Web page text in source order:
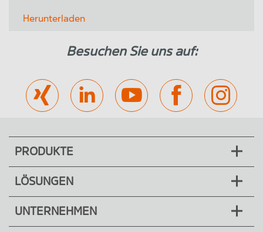
Herunterladen
Besuchen Sie uns auf:
PRODUKTE
LÖSUNGEN
UNTERNEHMEN